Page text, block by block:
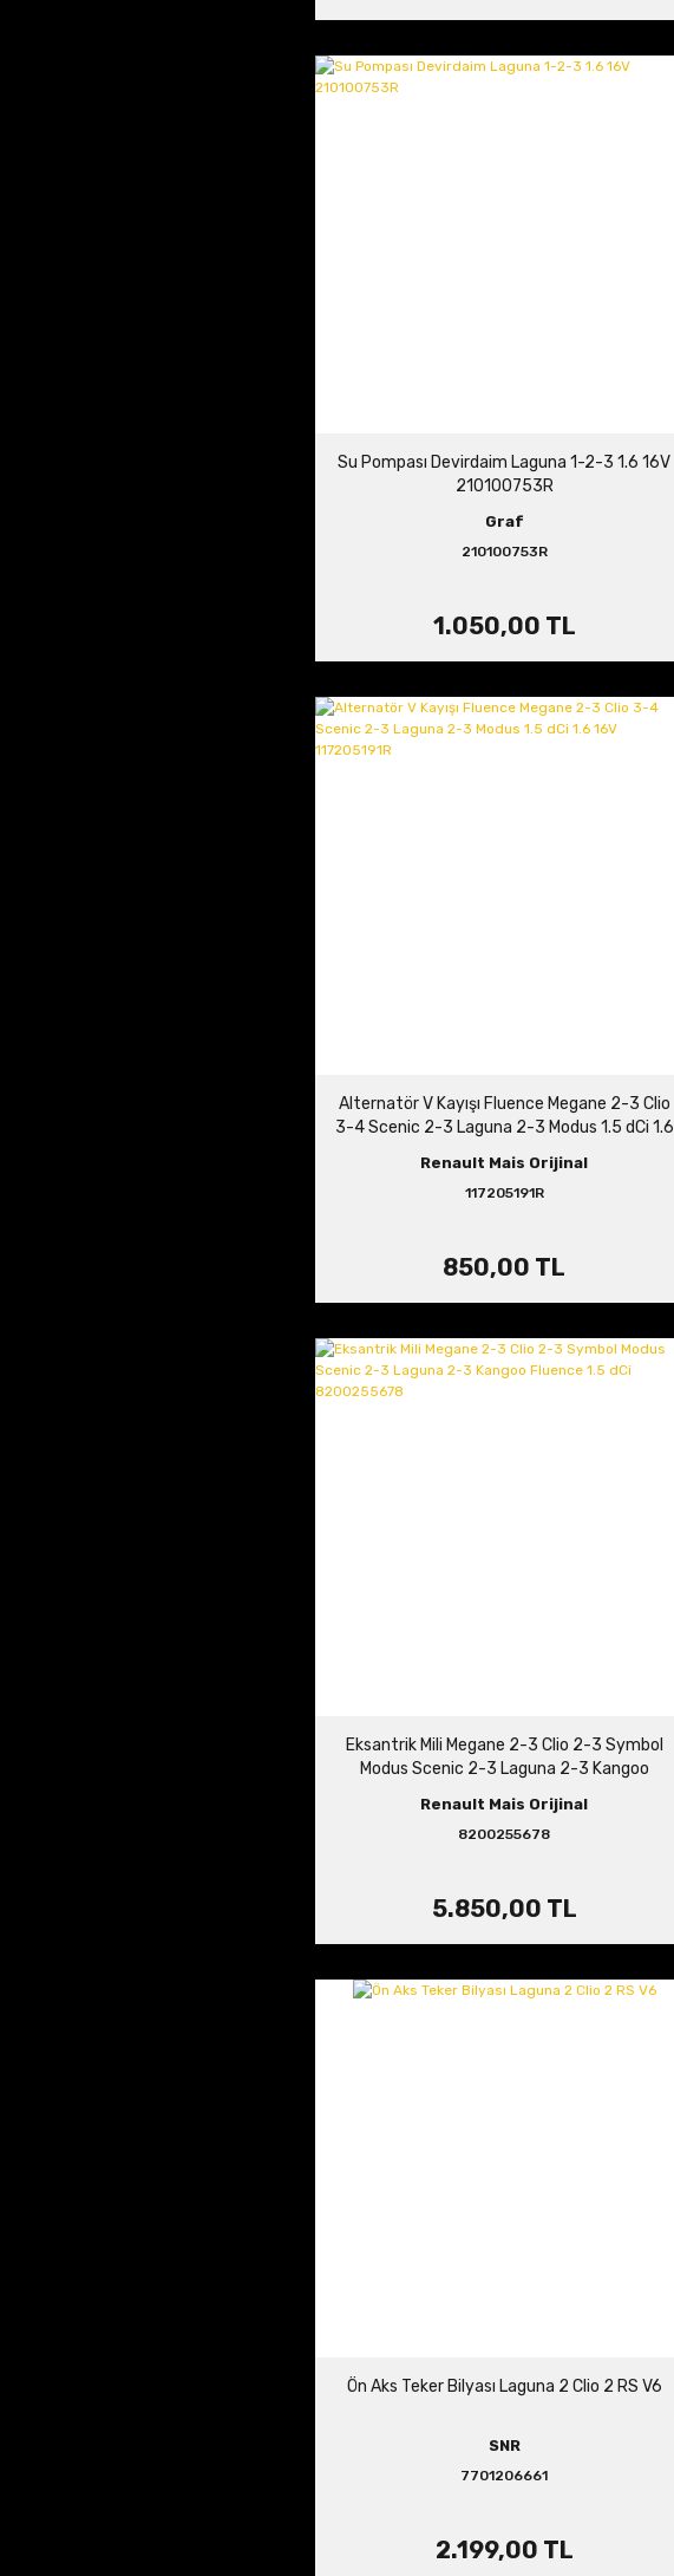
Su Pompası Devirdaim Laguna 1-2-3 1.6 16V
210100753R
Graf
210100753R
1.050,00 TL
Alternatör V Kayışı Fluence Megane 2-3 Clio
3-4 Scenic 2-3 Laguna 2-3 Modus 1.5 dCi 1.6
Renault Mais Orijinal
117205191R
850,00 TL
Eksantrik Mili Megane 2-3 Clio 2-3 Symbol
Modus Scenic 2-3 Laguna 2-3 Kangoo
Renault Mais Orijinal
8200255678
5.850,00 TL
Ön Aks Teker Bilyası Laguna 2 Clio 2 RS V6
SNR
7701206661
2.199,00 TL